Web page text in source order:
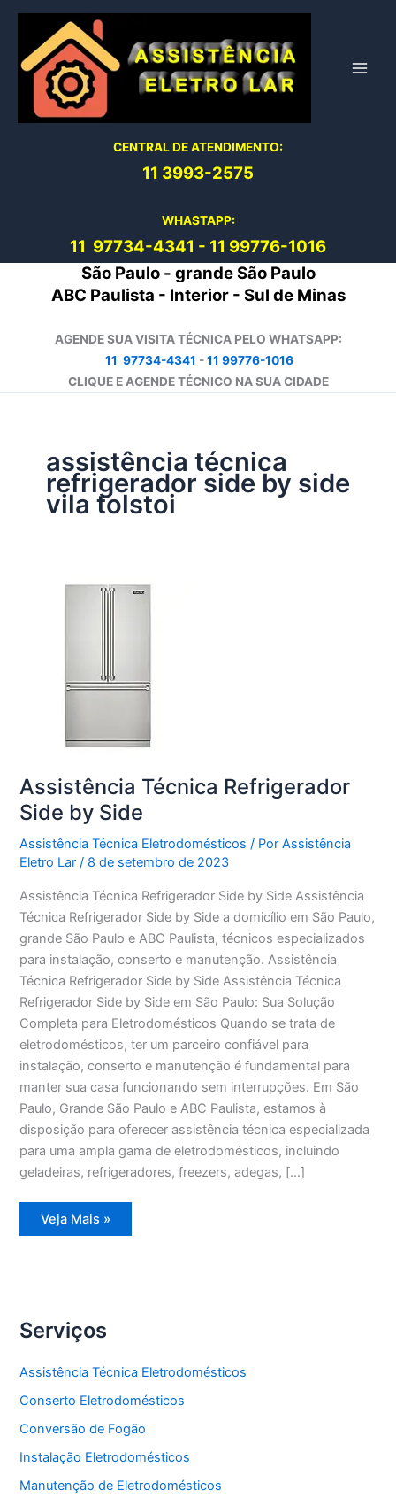
conteúdo
CENTRAL DE ATENDIMENTO:
11 3993-2575
WHASTAPP:
11 97734-4341 - 11 99776-1016
São Paulo - grande São Paulo
ABC Paulista - Interior - Sul de Minas
AGENDE SUA VISITA TÉCNICA PELO WHATSAPP:
11 97734-4341 -11 99776-1016
CLIQUE E AGENDE TÉCNICO NA SUA CIDADE
assistência técnica
refrigerador side by side
vila tolstoi
Assistência Técnica Refrigerador
Side by Side
Assistência Técnica Eletrodomésticos / PorAssistência
Eletro Lar/ 8 de setembro de 2023
Assistência Técnica Refrigerador Side by Side Assistência
Técnica Refrigerador Side by Side a domicílio em São Paulo,
grande São Paulo e ABC Paulista, técnicos especializados
para instalação, conserto e manutenção. Assistência
Técnica Refrigerador Side by Side Assistência Técnica
Refrigerador Side by Side em São Paulo: Sua Solução
Completa para Eletrodomésticos Quando se trata de
eletrodomésticos, ter um parceiro confiável para
instalação, conserto e manutenção é fundamental para
manter sua casa funcionando sem interrupções. Em São
Paulo, Grande São Paulo e ABC Paulista, estamos à
disposição para oferecer assistência técnica especializada
para uma ampla gama de eletrodomésticos, incluindo
geladeiras, refrigeradores, freezers, adegas, […]
Assistência
Técnica
Veja Mais »
Serviços
Assistência Técnica Eletrodomésticos
Conserto Eletrodomésticos
Conversão de Fogão
Instalação Eletrodomésticos
Manutenção de Eletrodomésticos